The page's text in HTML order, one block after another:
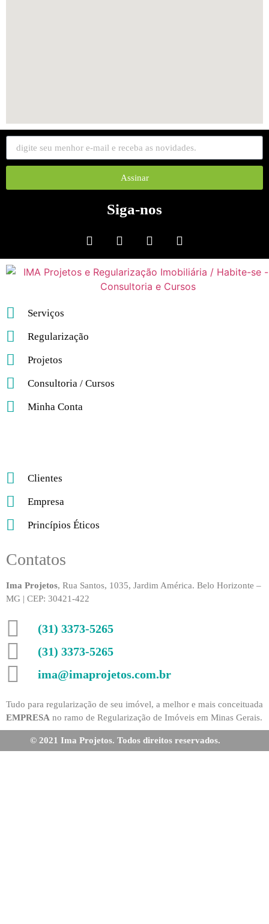
Assinar
Siga-nos
Serviços
Regularização
Projetos
Consultoria / Cursos
Minha Conta
Clientes
Empresa
Princípios Éticos
Contatos
Ima Projetos, Rua Santos, 1035, Jardim América. Belo Horizonte –
MG | CEP: 30421-422
(31) 3373-5265
(31) 3373-5265
ima@imaprojetos.com.br
Tudo para regularização de seu imóvel, a melhor e mais conceituada
EMPRESA no ramo de Regularização de Imóveis em Minas Gerais.
© 2021 Ima Projetos. Todos direitos reservados.